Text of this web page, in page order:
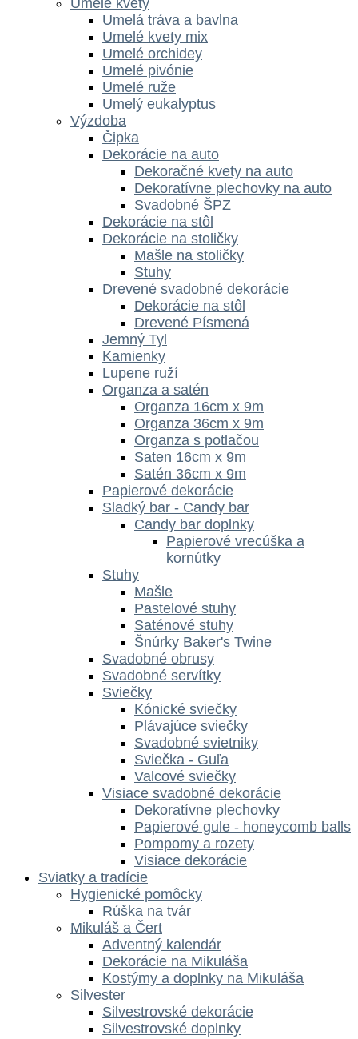
Umelá tráva a bavlna
Umelé kvety mix
Umelé orchidey
Umelé pivónie
Umelé ruže
Umelý eukalyptus
Výzdoba
Čipka
Dekorácie na auto
Dekoračné kvety na auto
Dekoratívne plechovky na auto
Svadobné ŠPZ
Dekorácie na stôl
Dekorácie na stoličky
Mašle na stoličky
Stuhy
Drevené svadobné dekorácie
Dekorácie na stôl
Drevené Písmená
Jemný Tyl
Kamienky
Lupene ruží
Organza a satén
Organza 16cm x 9m
Organza 36cm x 9m
Organza s potlačou
Saten 16cm x 9m
Satén 36cm x 9m
Papierové dekorácie
Sladký bar - Candy bar
Candy bar doplnky
Papierové vrecúška a
kornútky
Stuhy
Mašle
Pastelové stuhy
Saténové stuhy
Šnúrky Baker's Twine
Svadobné obrusy
Svadobné servítky
Sviečky
Kónické sviečky
Plávajúce sviečky
Svadobné svietniky
Sviečka - Guľa
Valcové sviečky
Visiace svadobné dekorácie
Dekoratívne plechovky
Papierové gule - honeycomb balls
Pompomy a rozety
Visiace dekorácie
Sviatky a tradície
Hygienické pomôcky
Rúška na tvár
Mikuláš a Čert
Adventný kalendár
Dekorácie na Mikuláša
Kostýmy a doplnky na Mikuláša
Silvester
Silvestrovské dekorácie
Silvestrovské doplnky